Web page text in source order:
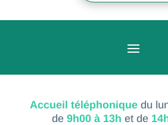
Accueil téléphonique du
de9h00 à 13h et de